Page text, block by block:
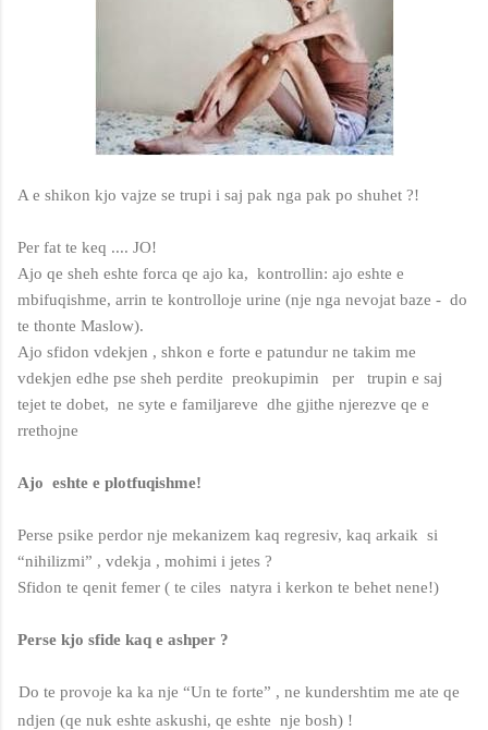
A e shikon kjo vajze se trupi i saj pak nga pak po shuhet ?!
Per fat te keq .... JO!
Ajo qe sheh eshte forca qe ajo ka, kontrollin: ajo eshte e
mbifuqishme, arrin te kontrolloje urine (nje nga nevojat baze - do
te thonte Maslow).
Ajo sfidon vdekjen , shkon e forte e patundur ne takim me
vdekjen edhe pse sheh perdite preokupimin per
trupin e saj
tejet te dobet, ne syte e familjareve dhe gjithe njerezve qe e
rrethojne
Ajo eshte e plotfuqishme!
Perse psike perdor nje mekanizem kaq regresiv, kaq arkaik si
“nihilizmi” , vdekja , mohimi i jetes ?
Sfidon te qenit femer ( te ciles natyra i kerkon te behet nene!)
Perse kjo sfide kaq e ashper ?
Do te provoje ka ka nje “Un te forte” , ne kundershtim me ate qe
ndjen (qe nuk eshte askushi, qe eshte nje bosh) !